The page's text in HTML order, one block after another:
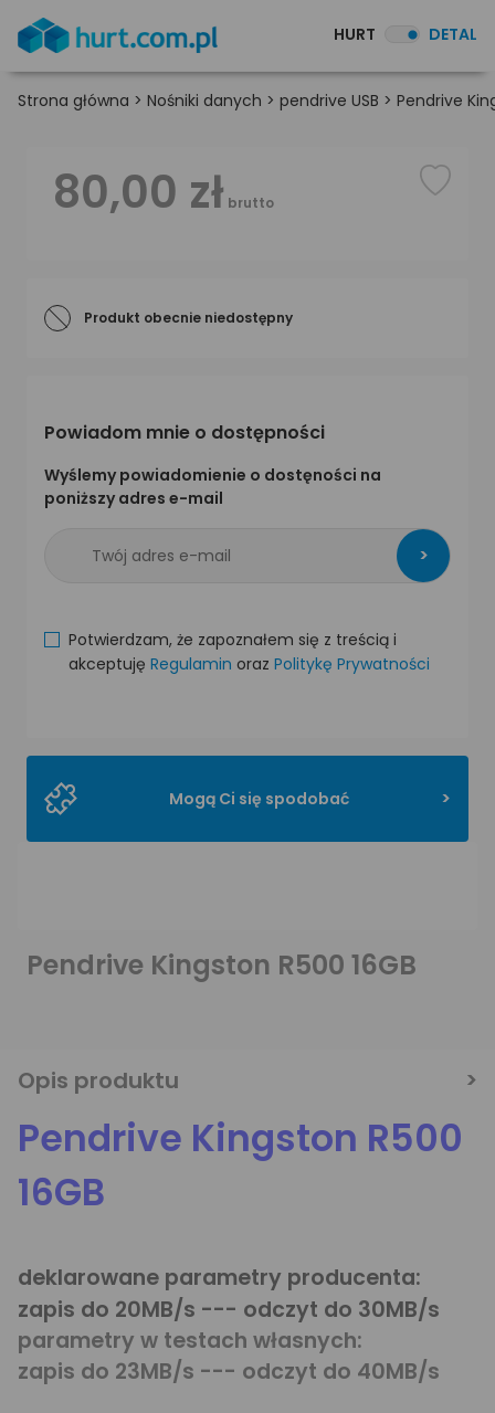
HURT DETAL
Strona główna > Nośniki danych > pendrive USB > Pendrive
Pendrive Kingston R500 16GB
80,00 zł brutto
Produkt obecnie niedostępny
Powiadom mnie o dostępności
Wyślemy powiadomienie o dostęności na
poniższy adres e-mail
>
Potwierdzam, że zapoznałem się z treścią i
akceptuję Regulamin oraz Politykę Prywatności
Mogą Ci się spodobać >
Opis produktu
Pendrive Kingston R500
16GB
deklarowane parametry producenta:
zapis do 20MB/s --- odczyt do 30MB/s
parametry w testach własnych:
zapis do 23MB/s --- odczyt do 40MB/s